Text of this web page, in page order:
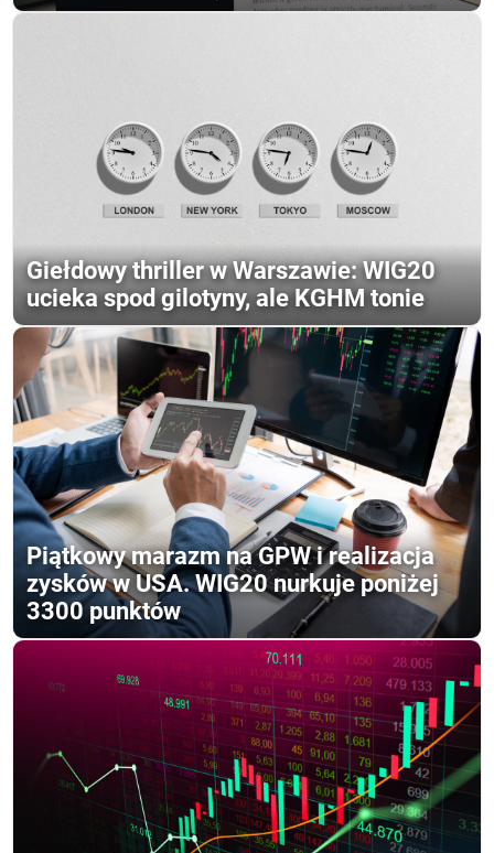
Giełdowy thriller w Warszawie: WIG20
ucieka spod gilotyny, ale KGHM tonie
Piątkowy marazm na GPW i realizacja
zysków w USA. WIG20 nurkuje poniżej
3300 punktów